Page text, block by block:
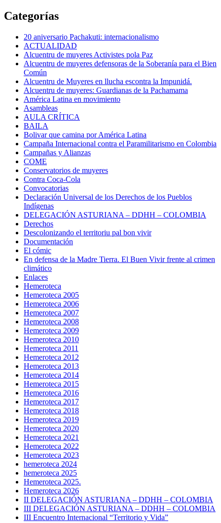
Categorías
20 aniversario Pachakuti: internacionalismo
ACTUALIDAD
Alcuentru de muyeres Activistes pola Paz
Alcuentru de muyeres defensoras de la Soberanía para el Bien
Común
Alcuentru de Muyeres en llucha escontra la Impunidá.
Alcuentru de muyeres: Guardianas de la Pachamama
América Latina en movimiento
Asambleas
AULA CRÍTICA
BAILA
Bolivar que camina por América Latina
Campaña Internacional contra el Paramilitarismo en Colombia
Campañas y Alianzas
COME
Conservatorios de muyeres
Contra Coca-Cola
Convocatorias
Declaración Universal de los Derechos de los Pueblos
Indígenas
DELEGACIÓN ASTURIANA – DDHH – COLOMBIA
Derechos
Descolonizando el territoriu pal bon vivir
Documentación
El cómic
En defensa de la Madre Tierra. El Buen Vivir frente al crimen
climático
Enlaces
Hemeroteca
Hemeroteca 2005
Hemeroteca 2006
Hemeroteca 2007
Hemeroteca 2008
Hemeroteca 2009
Hemeroteca 2010
Hemeroteca 2011
Hemeroteca 2012
Hemeroteca 2013
Hemeroteca 2014
Hemeroteca 2015
Hemeroteca 2016
Hemeroteca 2017
Hemeroteca 2018
Hemeroteca 2019
Hemeroteca 2020
Hemeroteca 2021
Hemeroteca 2022
Hemeroteca 2023
hemeroteca 2024
hemeroteca 2025
Hemeroteca 2025.
Hemeroteca 2026
II DELEGACIÓN ASTURIANA – DDHH – COLOMBIA
III DELEGACIÓN ASTURIANA – DDHH – COLOMBIA
III Encuentro Internacional “Territorio y Vida”